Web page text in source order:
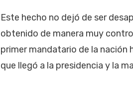
Este hecho no dejó de ser
obtenido de manera muy
primer mandatario de la nación
que llegó a la presidencia y la